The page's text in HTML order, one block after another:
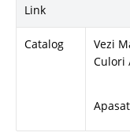
Link
Catalog
Vezi
Culori